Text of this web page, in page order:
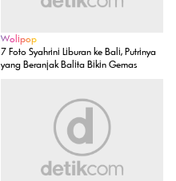
Wolipop
7 Foto Syahrini Liburan ke Bali, Putrinya
yang Beranjak Balita Bikin Gemas